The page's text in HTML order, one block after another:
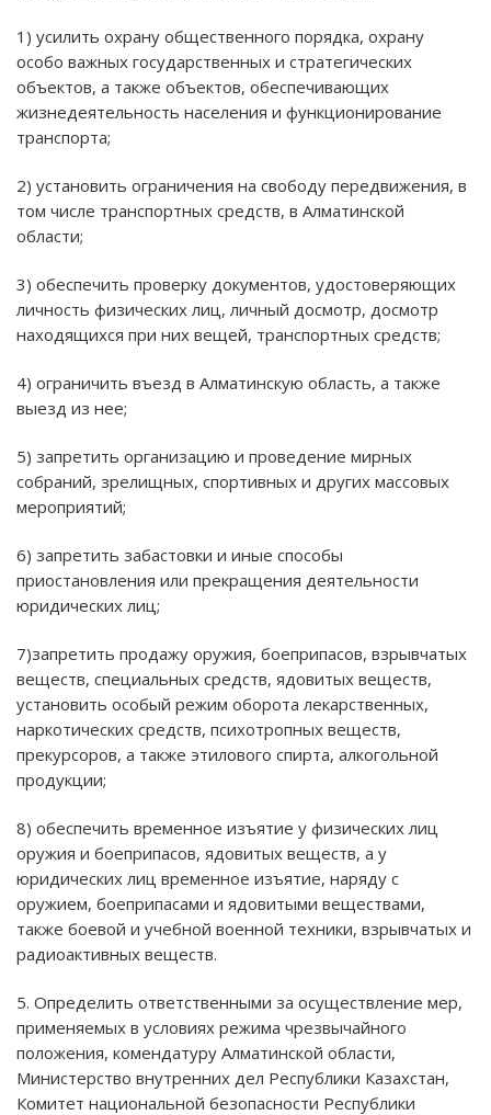
1) усилить охрану общественного порядка, охрану
особо важных государственных и стратегических
объектов, а также объектов, обеспечивающих
жизнедеятельность населения и функционирование
транспорта;
2) установить ограничения на свободу передвижения, в
том числе транспортных средств, в Алматинской
области;
3) обеспечить проверку документов, удостоверяющих
личность физических лиц, личный досмотр, досмотр
находящихся при них вещей, транспортных средств;
4) ограничить въезд в Алматинскую область, а также
выезд из нее;
5) запретить организацию и проведение мирных
собраний, зрелищных, спортивных и других массовых
мероприятий;
6) запретить забастовки и иные способы
приостановления или прекращения деятельности
юридических лиц;
7)запретить продажу оружия, боеприпасов, взрывчатых
веществ, специальных средств, ядовитых веществ,
установить особый режим оборота лекарственных,
наркотических средств, психотропных веществ,
прекурсоров, а также этилового спирта, алкогольной
продукции;
8) обеспечить временное изъятие у физических лиц
оружия и боеприпасов, ядовитых веществ, а у
юридических лиц временное изъятие, наряду с
оружием, боеприпасами и ядовитыми веществами,
также боевой и учебной военной техники, взрывчатых и
радиоактивных веществ.
5. Определить ответственными за осуществление мер,
применяемых в условиях режима чрезвычайного
положения, комендатуру Алматинской области,
Министерство внутренних дел Республики Казахстан,
Комитет национальной безопасности Республики